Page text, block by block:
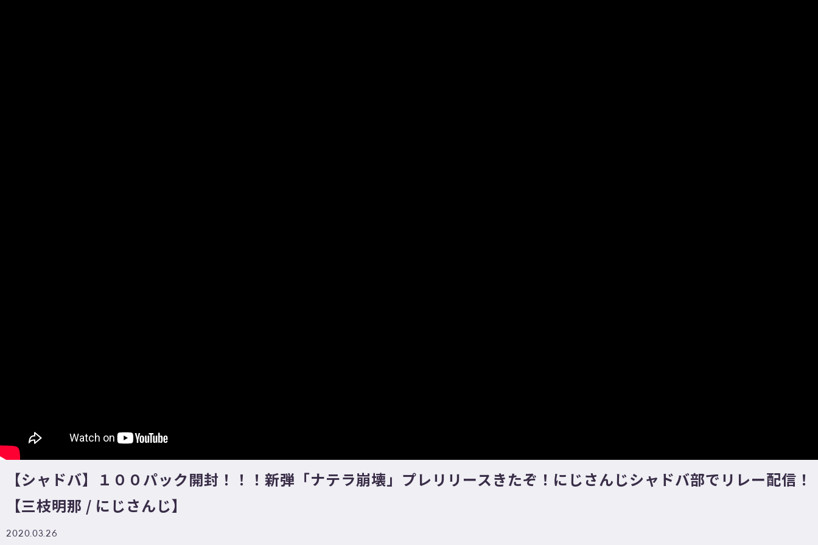
【シャドバ】１００パック開封！！！新弾「ナテラ崩壊」プレリリースきたぞ！にじさんじシャドバ部でリレー配信！
【三枝明那 / にじさんじ】
2020.03.26